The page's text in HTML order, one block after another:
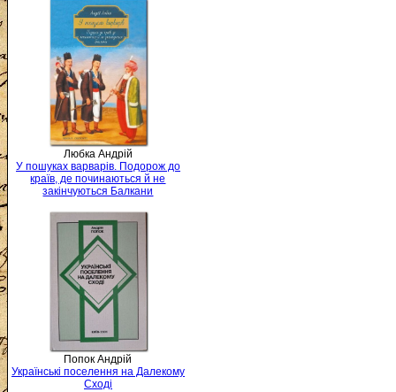
Любка Андрій
У пошуках варварів. Подорож до
країв, де починаються й не
закінчуються Балкани
Попок Андрій
Українські поселення на Далекому
Сході